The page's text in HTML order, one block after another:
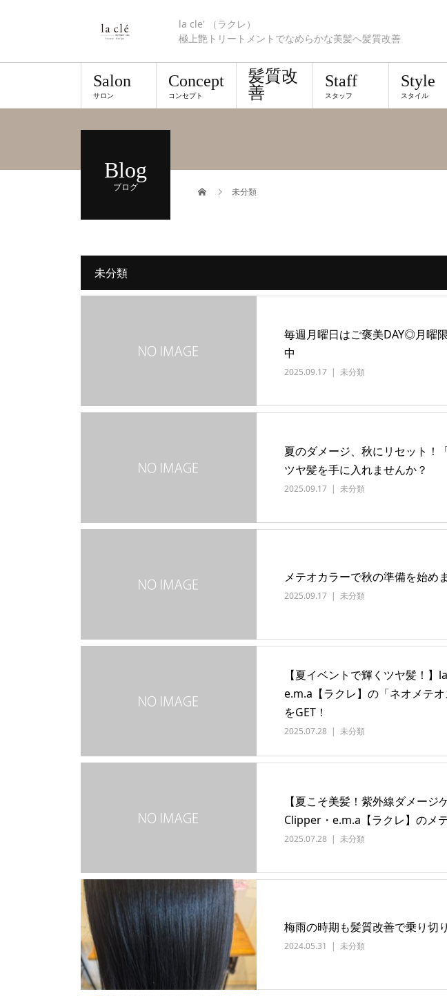
la cle' （ラクレ）
極上艶トリートメントでなめらかな美髪へ髪質改善
Salon
サロン
Concept
コンセプト
髪質改
善
Staff
スタッフ
Style
スタイル
Blog
ブログ 未分類
未分類
毎週月曜日はご褒美DAY◎月曜
中
2025.09.17 未分類
夏のダメージ、秋にリセット！
ツヤ髪を手に入れませんか？
2025.09.17 未分類
メテオカラーで秋の準備を始め
2025.09.17 未分類
【夏イベントで輝くツヤ髪！】
e.m.a【ラクレ】の「ネオメテ
をGET！
2025.07.28 未分類
【夏こそ美髪！紫外線ダメー
Clipper・e.m.a【ラクレ】のメ
2025.07.28 未分類
梅雨の時期も髪質改善で乗り切
2024.05.31 未分類